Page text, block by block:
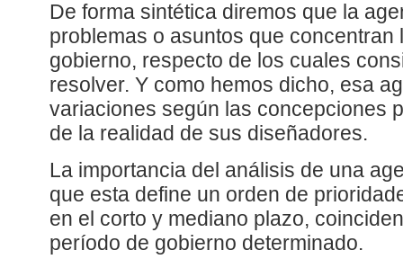
De forma sintética diremos que la
problemas o asuntos que concentran
gobierno, respecto de los cuales
resolver. Y como hemos dicho, esa
variaciones según las concepciones
de la realidad de sus diseñadores.
La importancia del análisis de una
que esta define un orden de
en el corto y mediano plazo,
período de gobierno determinado.